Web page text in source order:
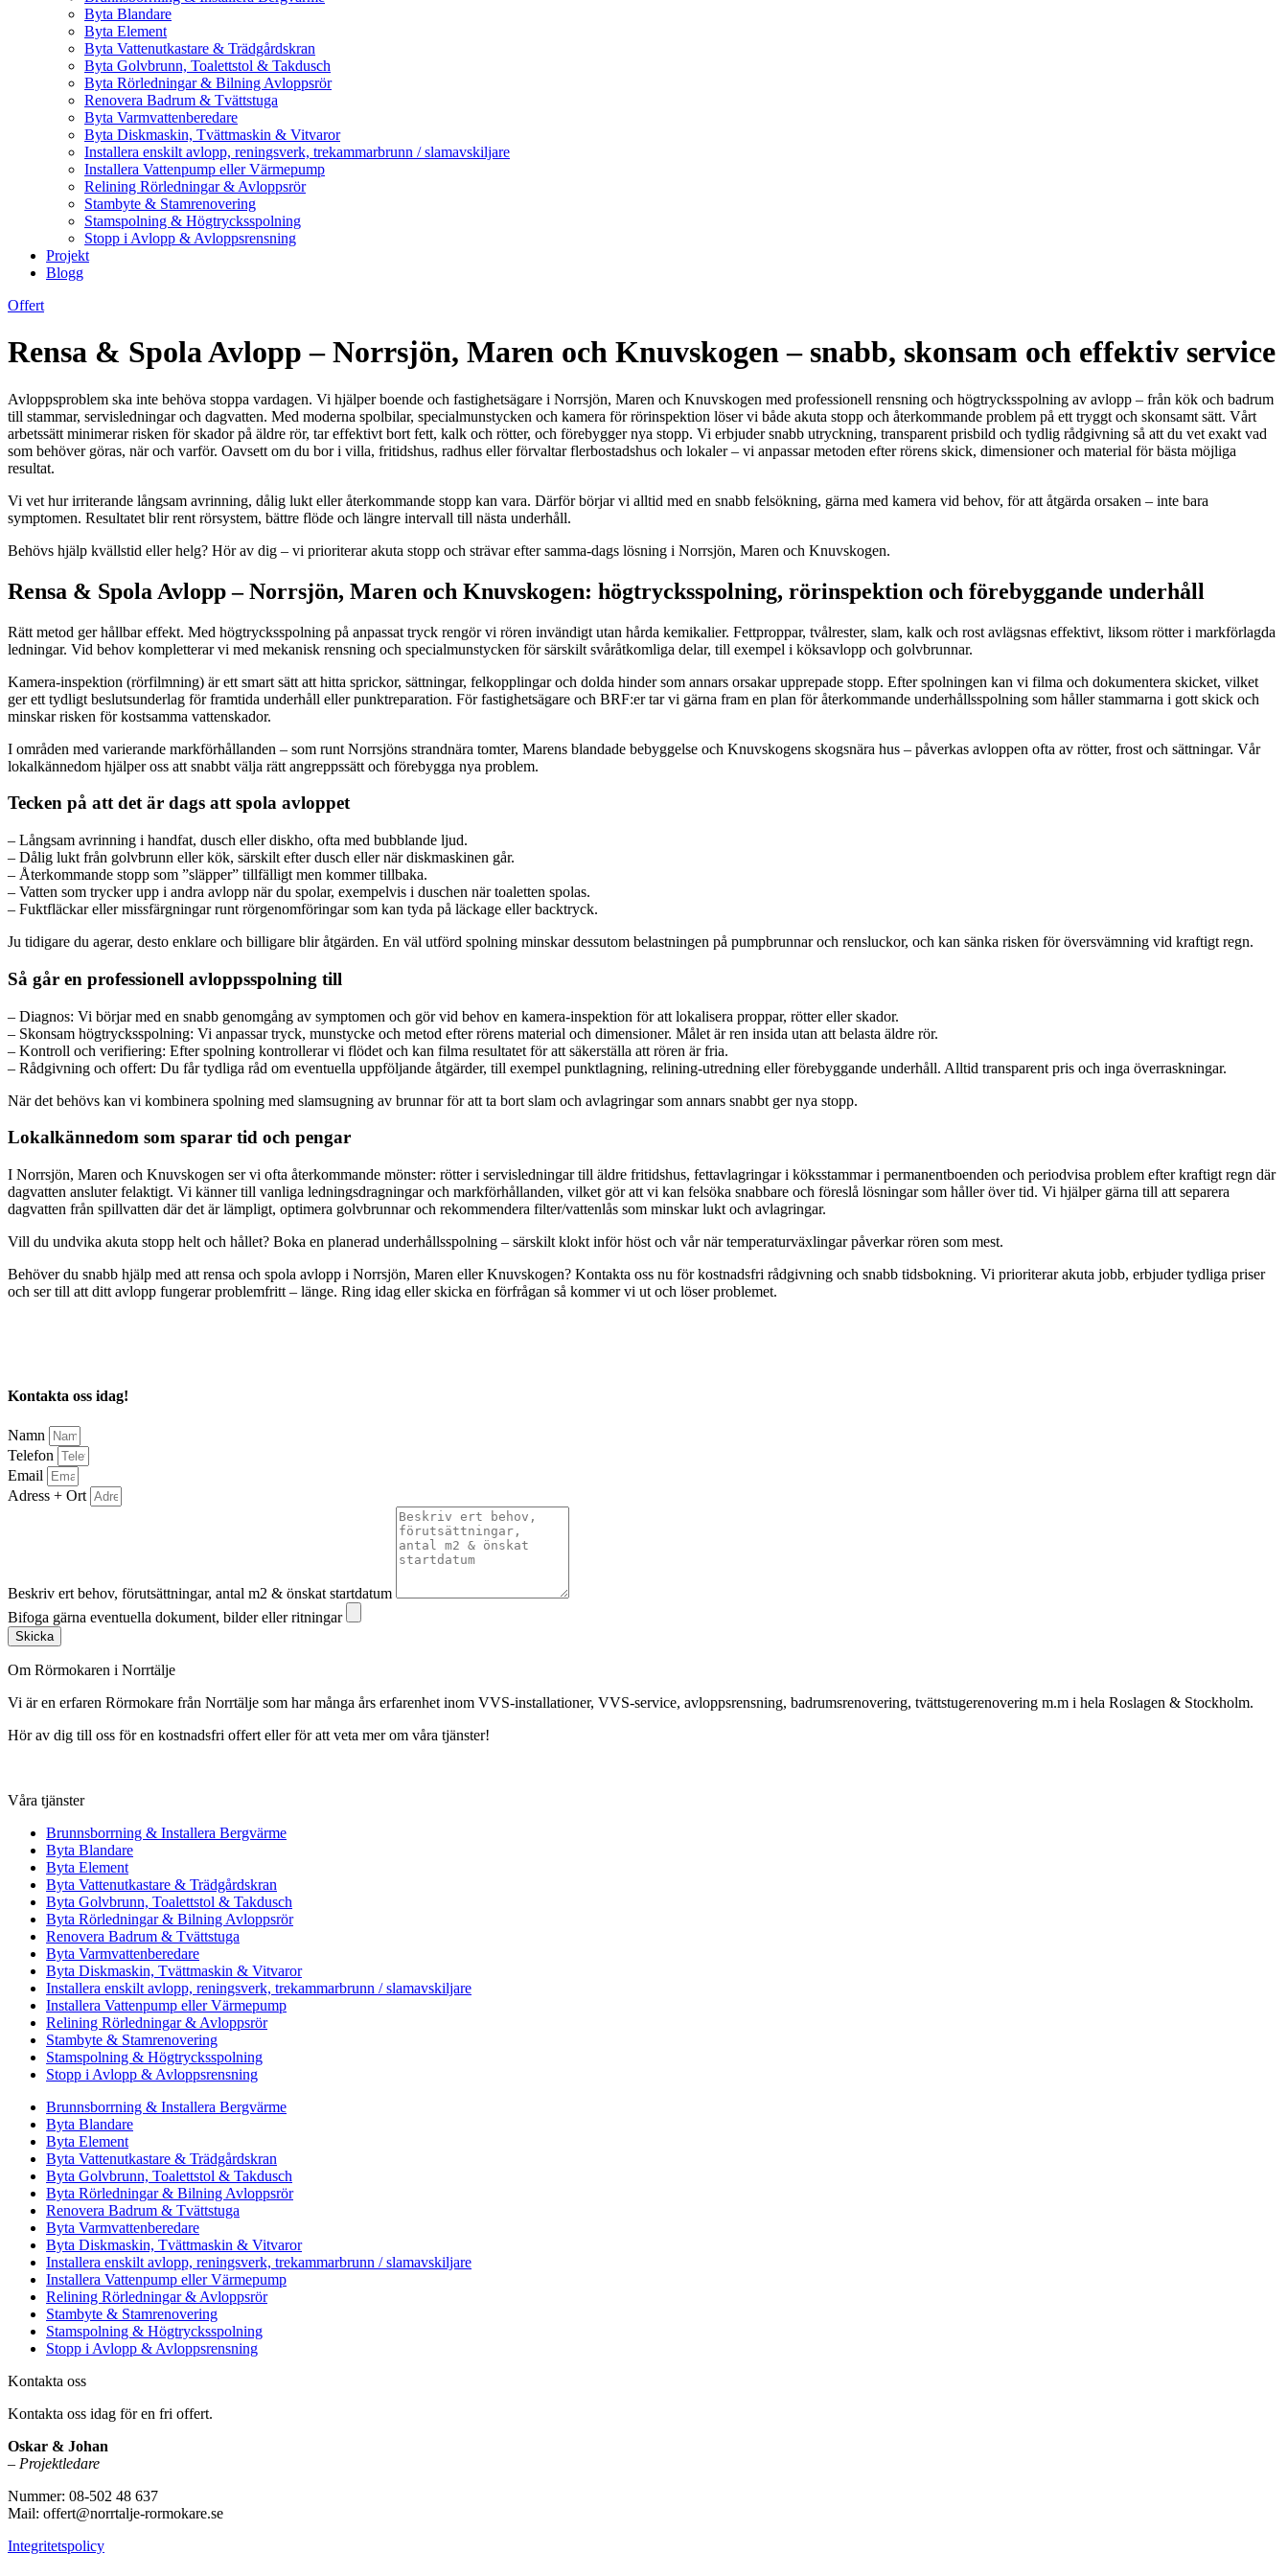
Byta Blandare
Byta Element
Byta Vattenutkastare & Trädgårdskran
Byta Golvbrunn, Toalettstol & Takdusch
Byta Rörledningar & Bilning Avloppsrör
Renovera Badrum & Tvättstuga
Byta Varmvattenberedare
Byta Diskmaskin, Tvättmaskin & Vitvaror
Installera enskilt avlopp, reningsverk, trekammarbrunn / slamavskiljare
Installera Vattenpump eller Värmepump
Relining Rörledningar & Avloppsrör
Stambyte & Stamrenovering
Stamspolning & Högtrycksspolning
Stopp i Avlopp & Avloppsrensning
Projekt
Blogg
Offert
Rensa & Spola Avlopp – Norrsjön, Maren och Knuvskogen – snabb, skonsam och effektiv service
Avloppsproblem ska inte behöva stoppa vardagen. Vi hjälper boende och fastighetsägare i Norrsjön, Maren och Knuvskogen med professionell rensning och högtrycksspolning av avlopp – från kök och badrum
till stammar, servisledningar och dagvatten. Med moderna spolbilar, specialmunstycken och kamera för rörinspektion löser vi både akuta stopp och återkommande problem på ett tryggt och skonsamt sätt. Vårt
arbetssätt minimerar risken för skador på äldre rör, tar effektivt bort fett, kalk och rötter, och förebygger nya stopp. Vi erbjuder snabb utryckning, transparent prisbild och tydlig rådgivning så att du vet exakt vad
som behöver göras, när och varför. Oavsett om du bor i villa, fritidshus, radhus eller förvaltar flerbostadshus och lokaler – vi anpassar metoden efter rörens skick, dimensioner och material för bästa möjliga
resultat.
Vi vet hur irriterande långsam avrinning, dålig lukt eller återkommande stopp kan vara. Därför börjar vi alltid med en snabb felsökning, gärna med kamera vid behov, för att åtgärda orsaken – inte bara
symptomen. Resultatet blir rent rörsystem, bättre flöde och längre intervall till nästa underhåll.
Behövs hjälp kvällstid eller helg? Hör av dig – vi prioriterar akuta stopp och strävar efter samma-dags lösning i Norrsjön, Maren och Knuvskogen.
Rensa & Spola Avlopp – Norrsjön, Maren och Knuvskogen: högtrycksspolning, rörinspektion och förebyggande underhåll
Rätt metod ger hållbar effekt. Med högtrycksspolning på anpassat tryck rengör vi rören invändigt utan hårda kemikalier. Fettproppar, tvålrester, slam, kalk och rost avlägsnas effektivt, liksom rötter i markförlagda
ledningar. Vid behov kompletterar vi med mekanisk rensning och specialmunstycken för särskilt svåråtkomliga delar, till exempel i köksavlopp och golvbrunnar.
Kamera-inspektion (rörfilmning) är ett smart sätt att hitta sprickor, sättningar, felkopplingar och dolda hinder som annars orsakar upprepade stopp. Efter spolningen kan vi filma och dokumentera skicket, vilket
ger ett tydligt beslutsunderlag för framtida underhåll eller punktreparation. För fastighetsägare och BRF:er tar vi gärna fram en plan för återkommande underhållsspolning som håller stammarna i gott skick och
minskar risken för kostsamma vattenskador.
I områden med varierande markförhållanden – som runt Norrsjöns strandnära tomter, Marens blandade bebyggelse och Knuvskogens skogsnära hus – påverkas avloppen ofta av rötter, frost och sättningar. Vår
lokalkännedom hjälper oss att snabbt välja rätt angreppssätt och förebygga nya problem.
Tecken på att det är dags att spola avloppet
– Långsam avrinning i handfat, dusch eller diskho, ofta med bubblande ljud.
– Dålig lukt från golvbrunn eller kök, särskilt efter dusch eller när diskmaskinen går.
– Återkommande stopp som ”släpper” tillfälligt men kommer tillbaka.
– Vatten som trycker upp i andra avlopp när du spolar, exempelvis i duschen när toaletten spolas.
– Fuktfläckar eller missfärgningar runt rörgenomföringar som kan tyda på läckage eller backtryck.
Ju tidigare du agerar, desto enklare och billigare blir åtgärden. En väl utförd spolning minskar dessutom belastningen på pumpbrunnar och rensluckor, och kan sänka risken för översvämning vid kraftigt regn.
Så går en professionell avloppsspolning till
– Diagnos: Vi börjar med en snabb genomgång av symptomen och gör vid behov en kamera-inspektion för att lokalisera proppar, rötter eller skador.
– Skonsam högtrycksspolning: Vi anpassar tryck, munstycke och metod efter rörens material och dimensioner. Målet är ren insida utan att belasta äldre rör.
– Kontroll och verifiering: Efter spolning kontrollerar vi flödet och kan filma resultatet för att säkerställa att rören är fria.
– Rådgivning och offert: Du får tydliga råd om eventuella uppföljande åtgärder, till exempel punktlagning, relining-utredning eller förebyggande underhåll. Alltid transparent pris och inga överraskningar.
När det behövs kan vi kombinera spolning med slamsugning av brunnar för att ta bort slam och avlagringar som annars snabbt ger nya stopp.
Lokalkännedom som sparar tid och pengar
I Norrsjön, Maren och Knuvskogen ser vi ofta återkommande mönster: rötter i servisledningar till äldre fritidshus, fettavlagringar i köksstammar i permanentboenden och periodvisa problem efter kraftigt regn där
dagvatten ansluter felaktigt. Vi känner till vanliga ledningsdragningar och markförhållanden, vilket gör att vi kan felsöka snabbare och föreslå lösningar som håller över tid. Vi hjälper gärna till att separera
dagvatten från spillvatten där det är lämpligt, optimera golvbrunnar och rekommendera filter/vattenlås som minskar lukt och avlagringar.
Vill du undvika akuta stopp helt och hållet? Boka en planerad underhållsspolning – särskilt klokt inför höst och vår när temperaturväxlingar påverkar rören som mest.
Behöver du snabb hjälp med att rensa och spola avlopp i Norrsjön, Maren eller Knuvskogen? Kontakta oss nu för kostnadsfri rådgivning och snabb tidsbokning. Vi prioriterar akuta jobb, erbjuder tydliga priser
och ser till att ditt avlopp fungerar problemfritt – länge. Ring idag eller skicka en förfrågan så kommer vi ut och löser problemet.
Kontakta oss idag!
Namn
Telefon
Email
Adress + Ort
Beskriv ert behov, förutsättningar, antal m2 & önskat startdatum
Bifoga gärna eventuella dokument, bilder eller ritningar
Skicka
Om Rörmokaren i Norrtälje
Vi är en erfaren Rörmokare från Norrtälje som har många års erfarenhet inom VVS-installationer, VVS-service, avloppsrensning, badrumsrenovering, tvättstugerenovering m.m i hela Roslagen & Stockholm.
Hör av dig till oss för en kostnadsfri offert eller för att veta mer om våra tjänster!
Våra tjänster
Brunnsborrning & Installera Bergvärme
Byta Blandare
Byta Element
Byta Vattenutkastare & Trädgårdskran
Byta Golvbrunn, Toalettstol & Takdusch
Byta Rörledningar & Bilning Avloppsrör
Renovera Badrum & Tvättstuga
Byta Varmvattenberedare
Byta Diskmaskin, Tvättmaskin & Vitvaror
Installera enskilt avlopp, reningsverk, trekammarbrunn / slamavskiljare
Installera Vattenpump eller Värmepump
Relining Rörledningar & Avloppsrör
Stambyte & Stamrenovering
Stamspolning & Högtrycksspolning
Stopp i Avlopp & Avloppsrensning
Brunnsborrning & Installera Bergvärme
Byta Blandare
Byta Element
Byta Vattenutkastare & Trädgårdskran
Byta Golvbrunn, Toalettstol & Takdusch
Byta Rörledningar & Bilning Avloppsrör
Renovera Badrum & Tvättstuga
Byta Varmvattenberedare
Byta Diskmaskin, Tvättmaskin & Vitvaror
Installera enskilt avlopp, reningsverk, trekammarbrunn / slamavskiljare
Installera Vattenpump eller Värmepump
Relining Rörledningar & Avloppsrör
Stambyte & Stamrenovering
Stamspolning & Högtrycksspolning
Stopp i Avlopp & Avloppsrensning
Kontakta oss
Kontakta oss idag för en fri offert.
Oskar & Johan
– Projektledare
Nummer: 08-502 48 637
Mail: offert@norrtalje-rormokare.se
Integritetspolicy